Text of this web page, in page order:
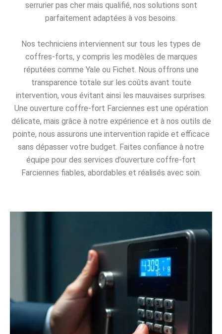
serrurier pas cher mais qualifié, nos solutions sont
parfaitement adaptées à vos besoins.
Nos techniciens interviennent sur tous les types de
coffres-forts, y compris les modèles de marques
réputées comme Yale ou Fichet. Nous offrons une
transparence totale sur les coûts avant toute
intervention, vous évitant ainsi les mauvaises surprises.
Une ouverture coffre-fort Farciennes est une opération
délicate, mais grâce à notre expérience et à nos outils de
pointe, nous assurons une intervention rapide et efficace
sans dépasser votre budget. Faites confiance à notre
équipe pour des services d’ouverture coffre-fort
Farciennes fiables, abordables et réalisés avec soin.